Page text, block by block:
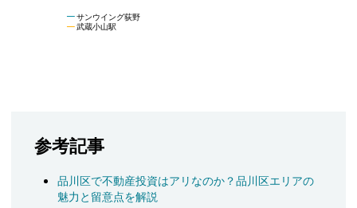
サンウイング荻野
武蔵小山駅
参考記事
品川区で不動産投資はアリなのか？品川区エリアの
魅力と留意点を解説